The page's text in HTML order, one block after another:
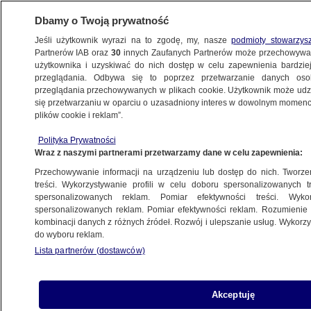
BIAŁYSTOK
cztery uczennice
13.03.2024, 13:01
Udostępnij
Dbamy o Twoją prywatność
Jeśli użytkownik wyrazi na to zgodę, my, naszepodmioty
Partnerów IAB oraz30 innych Zaufanych Partnerów może
użytkownika i uzyskiwać do nich dostęp w celu zapewnienia
przeglądania. Odbywa się to poprzez przetwarzanie danych
przeglądania przechowywanych w plikach cookie. Użytkownik może
się przetwarzaniu w oparciu o uzasadniony interes w dowolnym
plików cookie i reklam”.
Polityka Prywatności
Wraz z naszymi partnerami przetwarzamy dane w celu zapewnienia:
Przechowywanie informacji na urządzeniu lub dostęp do nich.
treści. Wykorzystywanie profili w celu doboru spersonalizowanych
spersonalizowanych reklam. Pomiar efektywności treści.
spersonalizowanych reklam. Pomiar efektywności reklam.
kombinacji danych z różnych źródeł. Rozwój i ulepszanie usług.
do wyboru reklam.
Lista partnerów (dostawców)
Akceptuję